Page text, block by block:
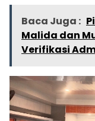
Baca Juga :
Malida dan
Verifikasi